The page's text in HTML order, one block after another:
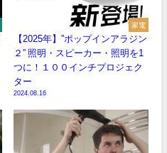
家電
【2025年】”ポップインアラジン
２” 照明・スピーカー・照明を1
つに！１００インチプロジェク
ター
2024.08.16